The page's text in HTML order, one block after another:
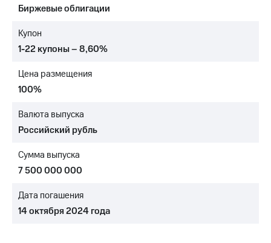
Достижения
Интервью
отчетность
Контакты
Новости
в
и акционерам
Корпоративное
Биржевые облигации
Купон
1-22 купоны – 8,60%
Цена размещения
100%
Валюта выпуска
Российский рубль
Сумма выпуска
7 500 000 000
Дата погашения
14 октября 2024 года